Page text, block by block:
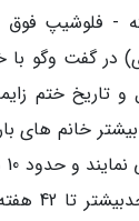
- فلوشیپ
در گفت وگو با
هفته